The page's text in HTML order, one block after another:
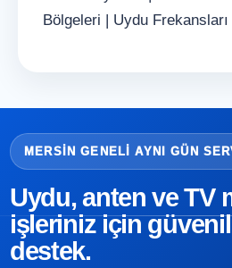
Bölgeleri | Uydu Frekansları
MERSIN GENELI AYNI GÜN
Uydu, anten ve TV
işleriniz için
destek.